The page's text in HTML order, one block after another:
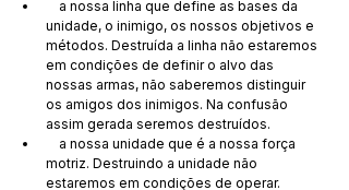
unidade, o inimigo, os nossos objetivos e
métodos. Destruída a linha não estaremos
em condições de definir o alvo das
nossas armas, não saberemos distinguir
os amigos dos inimigos. Na confusão
assim gerada seremos destruídos.
motriz. Destruindo a unidade não
estaremos em condições de operar.